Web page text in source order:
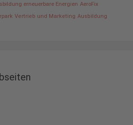
erneuerbare Energien AeroFix
Vertrieb und Marketing Ausbildung